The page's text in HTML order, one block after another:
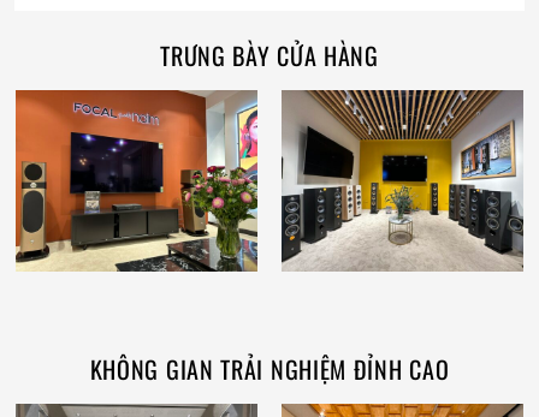
TRƯNG BÀY CỬA HÀNG
KHÔNG GIAN TRẢI NGHIỆM ĐỈNH CAO